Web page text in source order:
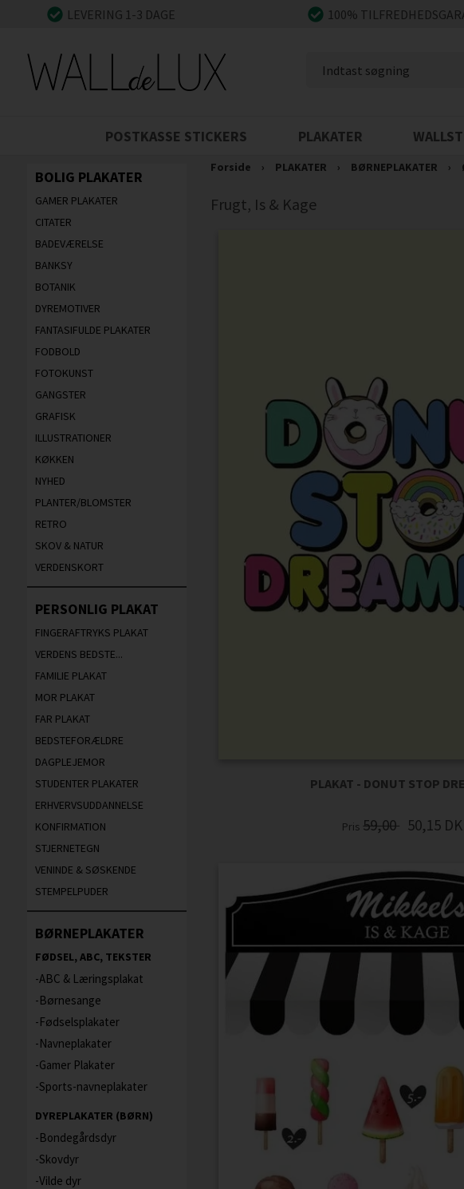
LEVERING 1-3 DAGE 100%
POSTKASSE STICKERS PLAKATER
BOLIG PLAKATER
GAMER PLAKATER
CITATER
BADEVÆRELSE
BANKSY
BOTANIK
DYREMOTIVER
FANTASIFULDE PLAKATER
FODBOLD
FOTOKUNST
GANGSTER
GRAFISK
ILLUSTRATIONER
KØKKEN
NYHED
PLANTER/BLOMSTER
RETRO
SKOV & NATUR
VERDENSKORT
PERSONLIG PLAKAT
FINGERAFTRYKS PLAKAT
VERDENS BEDSTE...
FAMILIE PLAKAT
MOR PLAKAT
FAR PLAKAT
BEDSTEFORÆLDRE
DAGPLEJEMOR
STUDENTER PLAKATER
ERHVERVSUDDANNELSE
KONFIRMATION
STJERNETEGN
VENINDE & SØSKENDE
STEMPELPUDER
BØRNEPLAKATER
FØDSEL, ABC, TEKSTER
ABC & Læringsplakat
Børnesange
Fødselsplakater
Navneplakater
Gamer Plakater
Sports-navneplakater
DYREPLAKATER (BØRN)
Bondegårdsdyr
Skovdyr
Vilde dyr
Forside › PLAKATER › BØRNEPLAKATER ›
Frugt, Is & Kage
PLAKAT - DONUT STOP
Pris59,00 50,15